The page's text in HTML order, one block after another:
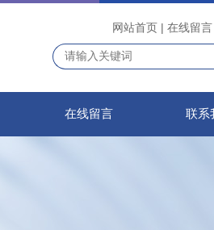
网站首页 | 在线留言
在线留言 联系